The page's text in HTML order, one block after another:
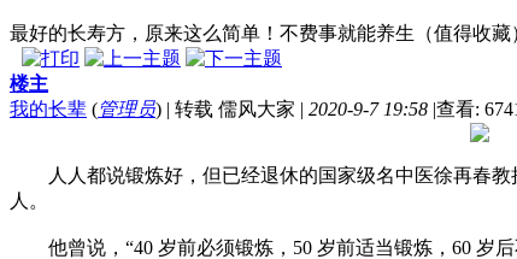
最好的长寿方，原来这么简单！不费事就能养生（值得收藏
楼主
我的长辈 (管理员) | 转载 儒风大家 | 2020-9-7 19:58 |查看:
人人都说锻炼好，但已经退休的国家级名中医徐再春教
人。
他曾说，“40 岁前必须锻炼，50 岁前适当锻炼，60 岁后